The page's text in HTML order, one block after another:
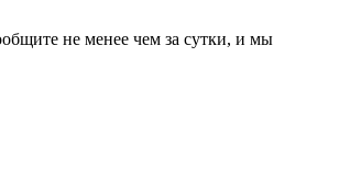
не менее чем за сутки, и мы